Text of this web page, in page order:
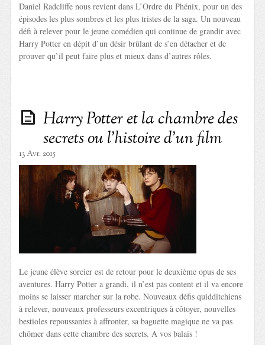
Daniel Radcliffe nous revient dans L’Ordre du Phénix, pour un des
épisodes les plus sombres et les plus tristes de la saga. Un nouveau
défi à relever pour le jeune comédien qui continue de grandir avec
Harry Potter en dépit d’un désir brûlant de s’en détacher et de
prouver qu’il peut faire plus et mieux dans d’autres rôles.
Harry Potter et la chambre des
secrets ou l’histoire d’un film
13 Avr. 2015
Le jeune élève sorcier est de retour pour le deuxième opus de ses
aventures. Harry Potter a grandi, il n’est pas content et il va encore
moins se laisser marcher sur la robe. Nouveaux défis quidditchiens
à relever, nouveaux professeurs excentriques à côtoyer, nouvelles
bestioles repoussantes à affronter, sa baguette magique ne va pas
chômer dans cette chambre des secrets. A vos balais !